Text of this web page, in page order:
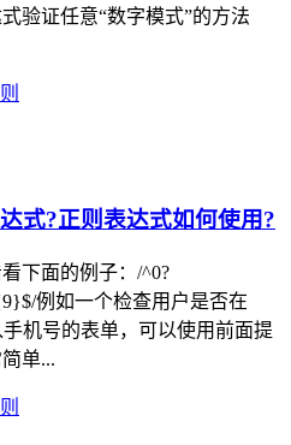
验证任意“数字模式”的方法
式?正则表达式如何使用?
下面的例子：/^0?
例如一个检查用户是否在
机号的表单，可以使用前面提
单...